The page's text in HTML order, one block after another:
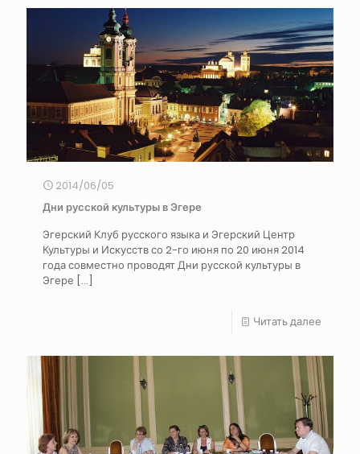
2014/06/05
Дни русской культуры в Эгере
Эгерский Клуб русского языка и Эгерский Центр
Культуры и Искусств со 2-го июня по 20 июня 2014
года совместно проводят Дни русской культуры в
Эгере […]
Читать далее